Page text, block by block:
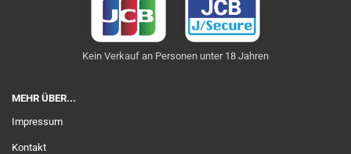
Kein Verkauf an Personen unter 18 Jahren
MEHR ÜBER...
Impressum
Kontakt